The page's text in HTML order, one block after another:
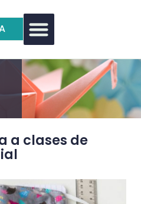
a clases de